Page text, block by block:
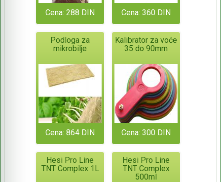
Cena: 288 DIN Cena: 360 DIN
Podloga za
mikrobilje
Cena: 864 DIN
Kalibrator za voće
35 do 90mm
Cena: 300 DIN
Hesi Pro Line
TNT Complex 1L
Hesi Pro Line
TNT Complex
500ml